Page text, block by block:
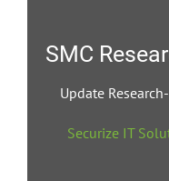
SMC
Update
Securize IT